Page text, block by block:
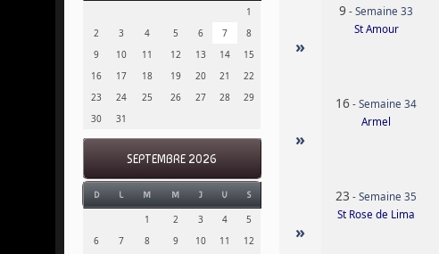
1
2
3 4 5 6 7
8
9
10 11 12 13 14
15
16
17 18 19 20 21
22
23
24 25 26 27 28
29
30
31
SEPTEMBRE 2026
D L M M J V S
1 2 3 4
5
6
7 8 9 10 11 12
»
9 -Semaine 33
St Amour
»
16 -Semaine 34
Armel
»
23 -Semaine 35
St Rose de Lima